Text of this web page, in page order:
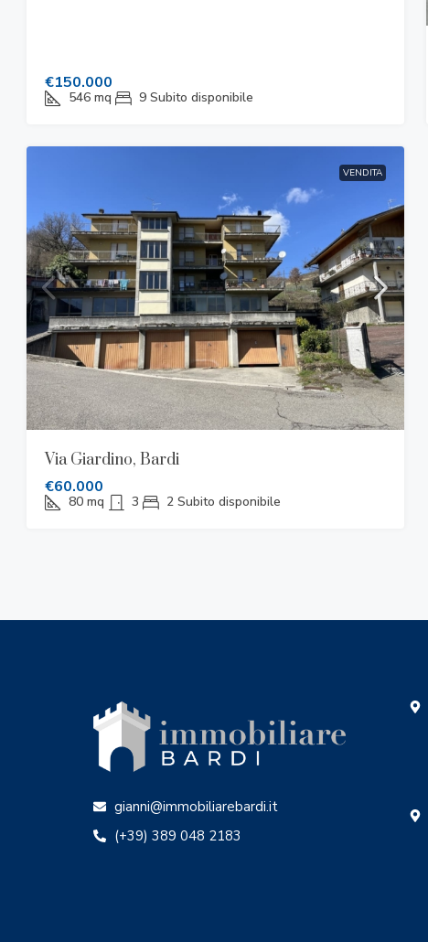
€150.000
546 mq 9 Subito disponibile
VENDITA
Via Giardino, Bardi
€60.000
80 mq 3 2 Subito disponibile
gianni@immobiliarebardi.it
(+39) 389 048 2183